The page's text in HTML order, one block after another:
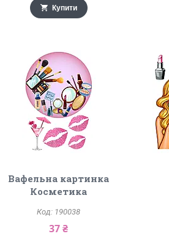
Купити
Вафельна картинка
Косметика
190038
37 ₴